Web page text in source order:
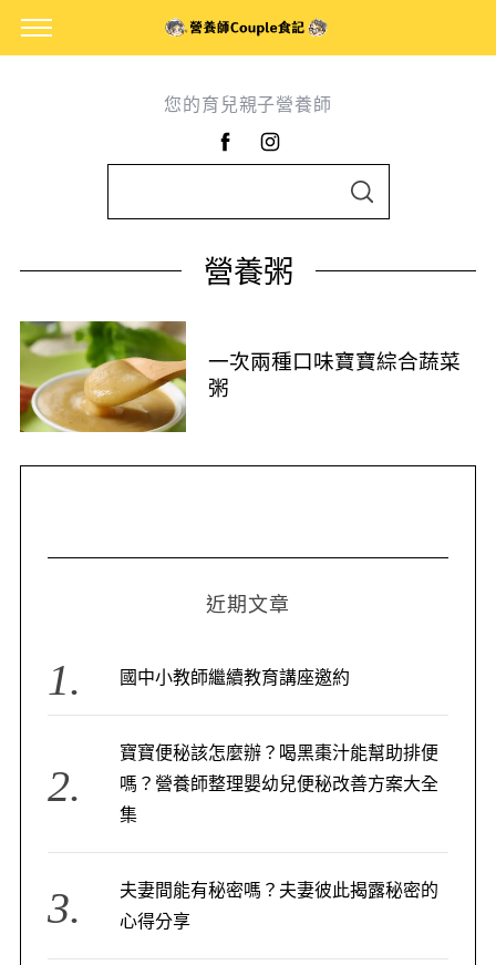
您的育兒親子營養師
r
h
f
o
r
S
H
營養粥
一次兩種口味寶寶綜合蔬菜
粥
近期文章
國中小教師繼續教育講座邀約
寶寶便秘該怎麼辦？喝黑棗汁能幫助排便
嗎？營養師整理嬰幼兒便秘改善方案大全
集
夫妻間能有秘密嗎？夫妻彼此揭露秘密的
心得分享